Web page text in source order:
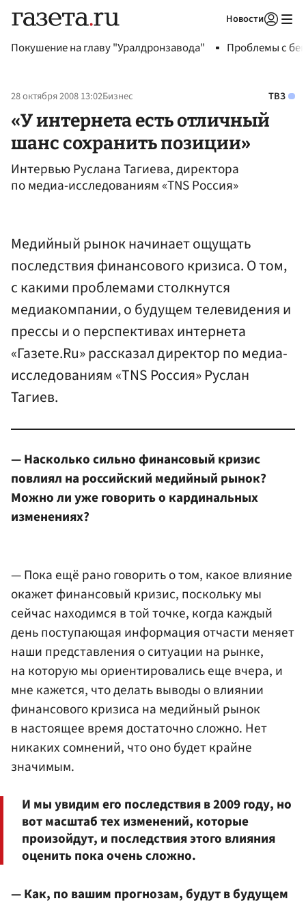
Новости
Покушение на главу "Уралдронзавода" Проблемы с
28 октября 2008 13:02Бизнес ТВЗ
«У интернета есть отличный
шанс сохранить позиции»
Интервью Руслана Тагиева, директора
по медиа-исследованиям «TNS Россия»
Медийный рынок начинает ощущать
последствия финансового кризиса. О том,
с какими проблемами столкнутся
медиакомпании, о будущем телевидения и
прессы и о перспективах интернета
«Газете.Ru» рассказал директор по медиа-
исследованиям «TNS Россия» Руслан
Тагиев.
— Насколько сильно финансовый кризис
повлиял на российский медийный рынок?
Можно ли уже говорить о кардинальных
изменениях?
— Пока ещё рано говорить о том, какое влияние
окажет финансовый кризис, поскольку мы
сейчас находимся в той точке, когда каждый
день поступающая информация отчасти меняет
наши представления о ситуации на рынке,
на которую мы ориентировались еще вчера, и
мне кажется, что делать выводы о влиянии
финансового кризиса на медийный рынок
в настоящее время достаточно сложно. Нет
никаких сомнений, что оно будет крайне
значимым.
И мы увидим его последствия в 2009 году, но
вот масштаб тех изменений, которые
произойдут, и последствия этого влияния
оценить пока очень сложно.
— Как, по вашим прогнозам, будут в будущем